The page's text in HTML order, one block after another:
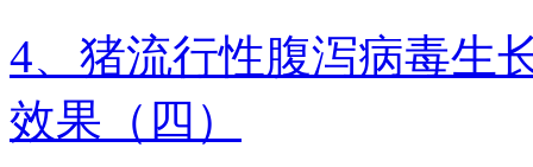
4、猪流行性腹泻病毒生
效果（四）